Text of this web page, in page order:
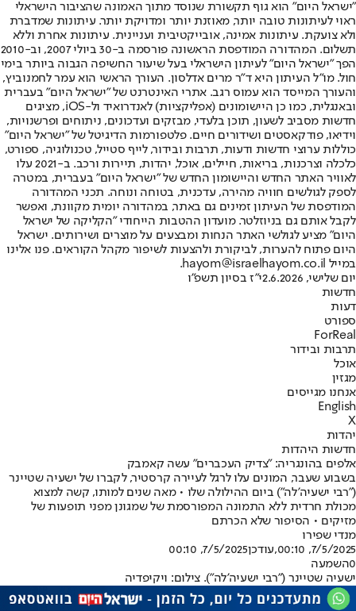
"ישראל היום" הוא גוף תקשורת שנוסד מתוך האמונה שהציבור הישראלי
ראוי לעיתונות טובה יותר, מאוזנת יותר ומדויקת יותר. עיתונות שמדברת
ולא צועקת. עיתונות אמינה, אובייקטיבית ועניינית. עיתונות אחרת וללא
תשלום. המהדורה המודפסת הראשונה פורסמה ב-30 ביולי 2007, וב-2010
הפך "ישראל היום" לעיתון הישראלי בעל שיעור החשיפה הגבוה ביותר בימי
חול. מו"ל העיתון היא ד"ר מרים אדלסון. העורך הראשי הוא עמר לחמנוביץ,
והעורך המייסד הוא עמוס רגב. אתרי האינטרנט של "ישראל היום" בעברית
ובאנגלית, כמו כן היישומונים (אפליקציות) לאנדרואיד ול-iOS, מציגים
חדשות מסביב לשעון, תוכן בלעדי, מבזקים ועדכונים, ניתוחים ופרשנויות,
וידיאו, פודקאסטים ושידורים חיים. פלטפורמות הדיגיטל של "ישראל היום"
כוללות ערוצי חדשות ודעות, תרבות ובידור, לייף סטייל, טכנולוגיה, ספורט,
כלכלה וצרכנות, בריאות, חיילים, אוכל, יהדות, תיירות ורכב. ב-2021 עלו
לאוויר האתר החדש והיישומון החדש של "ישראל היום" בעברית, במטרה
לספק לגולשים חוויה מהירה, עדכנית, בטוחה ונוחה. תכני המהדורה
המודפסת של העיתון זמינים גם באתר, במהדורה יומית מקוונת, ואפשר
לקבל אותם גם בניוזלטר. מועדון ההטבות הייחודי "הקליקה של ישראל
היום" מציע לגולשי האתר הנחות ומבצעים על מוצרים ושירותים. ישראל
היום פתוח להערות, לביקורת ולהצעות לשיפור מקהל הקוראים. פנו אלינו
במייל hayom@israelhayom.co.il.
יום שלישי, 2.6.2026
י"ז בסיון תשפ"ו
חדשות
דעות
ספורט
ForReal
תרבות ובידור
אוכל
מגזין
אנחנו מגייסים
English
X
יהדות
חדשות היהדות
אלפים בהונגריה: "צדיק העכברים" עשה קאמבק
בשבוע שעבר, המונים עלו לרגל לעיירה קרסטיר, לקברו של ישעיה שטיינר
("רבי ישעיה'לה") ביום ההילולה שלו • מאה שנים למותו, קשה למצוא
מכולת חרדית ללא התמונה המפורסמת של שמגונן מפני תופעות של
מזיקים • הסיפור שלא הכרתם
מנדי שפירו
7/5/2025, 00:10
,עודכן7/5/2025, 00:10
0השמעה
ישעיה שטיינר ("רבי ישעיה'לה"). צילום: ויקיפדיה